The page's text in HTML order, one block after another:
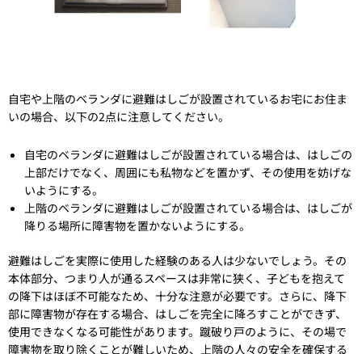
自宅や上階のベランダに避難はしごが設置されているお宅にお住ま
いの場合、以下の2点に注意してください。
自宅のベランダに避難はしごが設置されている場合は、はしごの
上部だけでなく、周囲にも私物などを置かず、その使用を妨げな
いようにする。
上階のベランダに避難はしごが設置されている場合は、はしごが
降りる場所に障害物を置かないようにする。
避難はしごを実際に使用した経験のある人は少ないでしょう。その
本体部分、つまり人が通るスペースは非常に狭く、子どもを抱えて
の降下はほぼ不可能なため、十分な注意が必要です。さらに、降下
部に障害物が存在する場合、はしごを完全に降ろすことができず、
使用できなくなる可能性があります。蹴破り戸のように、その場で
障害物を取り除くことが難しいため、上階の人々の安全を確保する